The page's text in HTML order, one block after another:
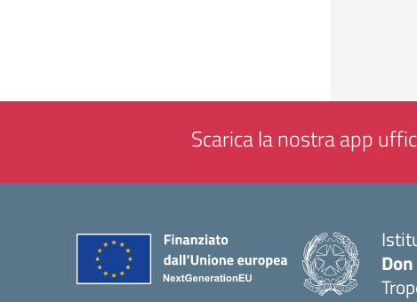
Scarica la nostra app